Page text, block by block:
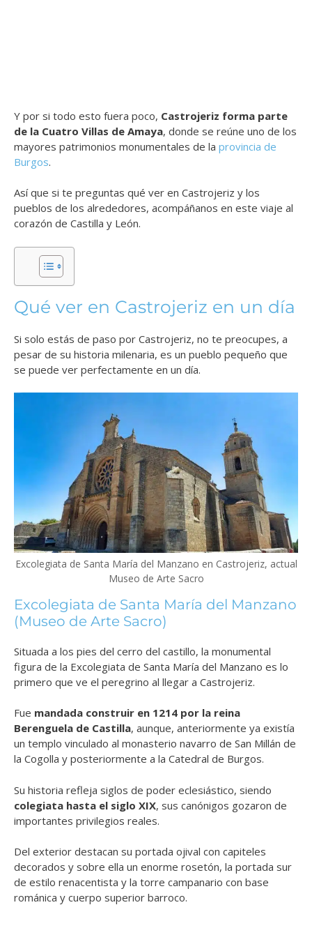
Y por si todo esto fuera poco, Castrojeriz forma parte
de la Cuatro Villas de Amaya, donde se reúne uno de los
mayores patrimonios monumentales de la provincia de
Burgos.
Así que si te preguntas qué ver en Castrojeriz y los
pueblos de los alrededores, acompáñanos en este viaje al
corazón de Castilla y León.
Qué ver en Castrojeriz en un día
Si solo estás de paso por Castrojeriz, no te preocupes, a
pesar de su historia milenaria, es un pueblo pequeño que
se puede ver perfectamente en un día.
Excolegiata de Santa María del Manzano en Castrojeriz, actual
Museo de Arte Sacro
Excolegiata de Santa María del Manzano
(Museo de Arte Sacro)
Situada a los pies del cerro del castillo, la monumental
figura de la Excolegiata de Santa María del Manzano es lo
primero que ve el peregrino al llegar a Castrojeriz.
Fue mandada construir en 1214 por la reina
Berenguela de Castilla, aunque, anteriormente ya existía
un templo vinculado al monasterio navarro de San Millán de
la Cogolla y posteriormente a la Catedral de Burgos.
Su historia refleja siglos de poder eclesiástico, siendo
colegiata hasta el siglo XIX, sus canónigos gozaron de
importantes privilegios reales.
Del exterior destacan su portada ojival con capiteles
decorados y sobre ella un enorme rosetón, la portada sur
de estilo renacentista y la torre campanario con base
románica y cuerpo superior barroco.